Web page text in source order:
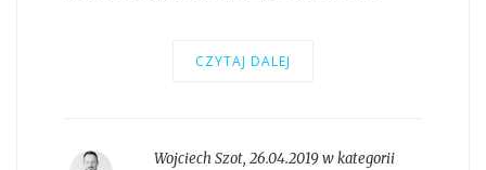
CZYTAJ DALEJ
Wojciech Szot, 26.04.2019 w kategorii